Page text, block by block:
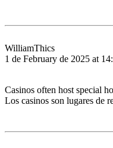
WilliamThics
1 de February de 2025 at
Casinos often host special
Los casinos son lugares de